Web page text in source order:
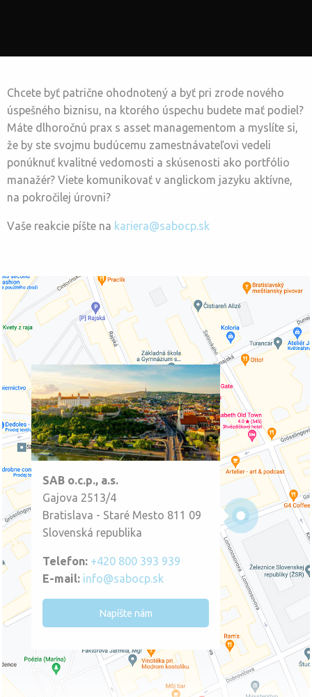
Chcete byť patrične ohodnotený a byť pri zrode nového
úspešného biznisu, na ktorého úspechu budete mať podiel?
Máte dlhoročnú prax s asset managementom a myslíte si,
že by ste svojmu budúcemu zamestnávateľovi vedeli
ponúknuť kvalitné vedomosti a skúsenosti ako portfólio
manažér? Viete komunikovať v anglickom jazyku aktívne,
na pokročilej úrovni?
Vaše reakcie píšte na kariera@sabocp.sk
SAB o.c.p., a.s.
Gajova 2513/4
Bratislava - Staré Mesto 811 09
Slovenská republika
Telefon: +420 800 393 939
E-mail:info@sabocp.sk
Napíšte nám